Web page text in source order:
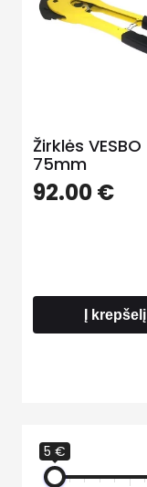
5 €
Žirklės VESBO
75mm
92.00€
Į krepšelį